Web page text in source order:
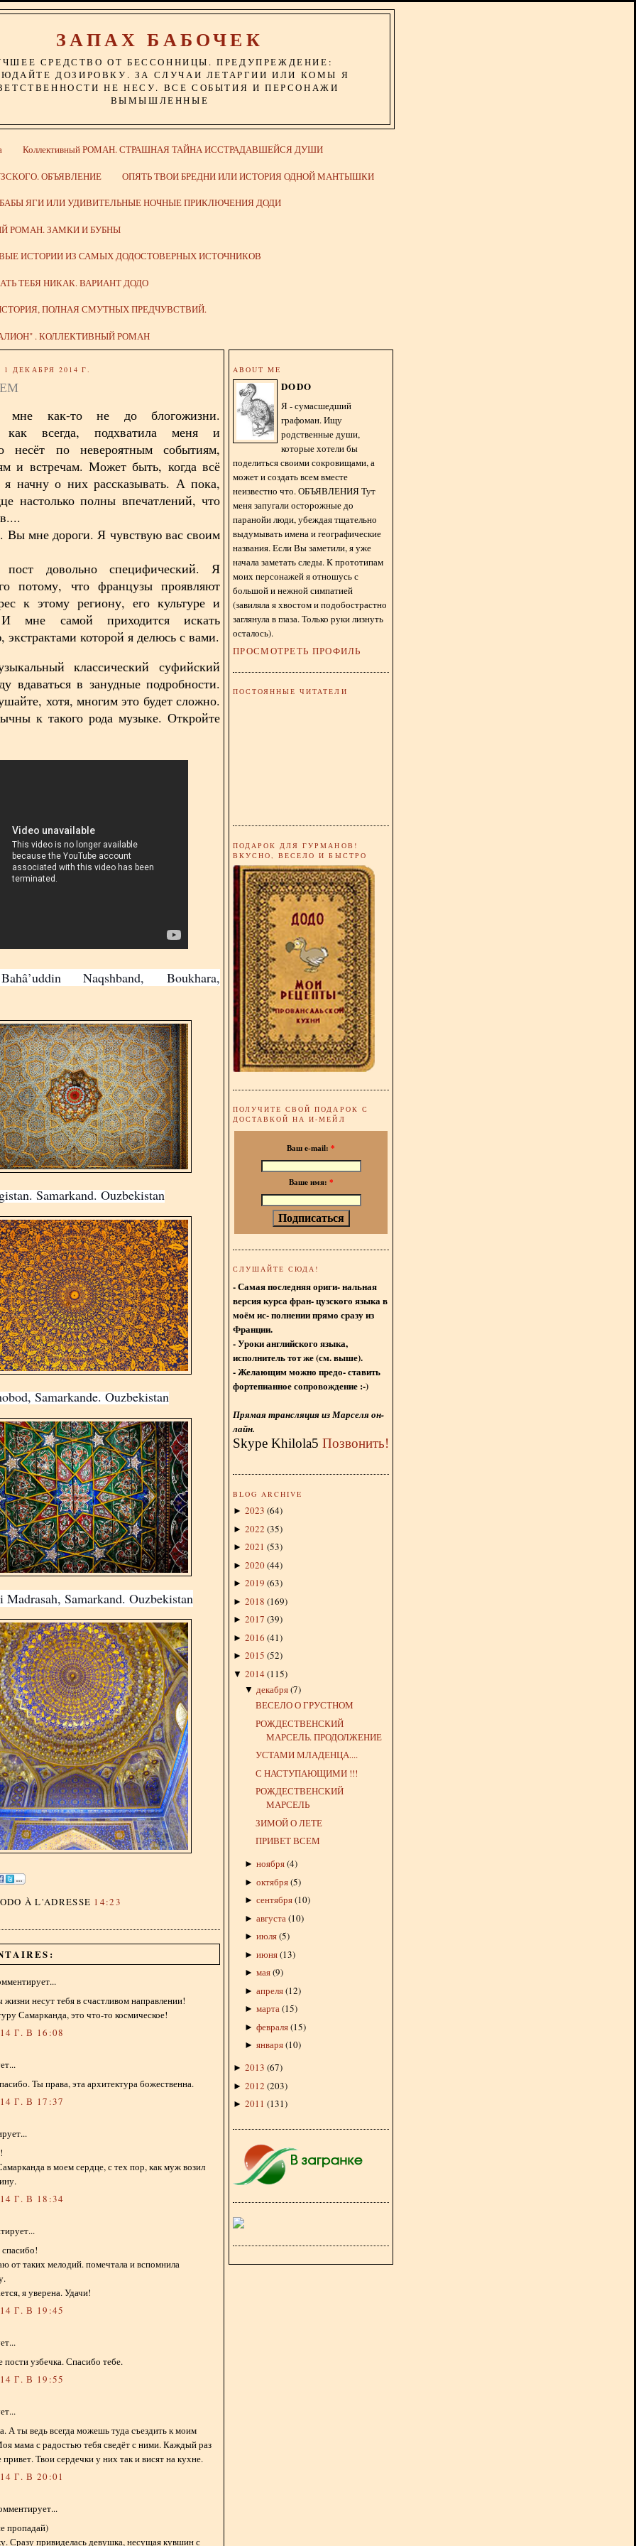
ЗАПАХ БАБОЧЕК
СРЕДСТВО ОТ БЕССОННИЦЫ. ПРЕДУПРЕЖДЕНИЕ:
ДОЗИРОВКУ. ЗА СЛУЧАИ ЛЕТАРГИИ ИЛИ КОМЫ Я
НЕ НЕСУ. ВСЕ СОБЫТИЯ И ПЕРСОНАЖИ
ВЫМЫШЛЕННЫЕ
Коллективный РОМАН. СТРАШНАЯ ТАЙНА ИССТРАДАВШЕЙСЯ ДУШИ
ОБЪЯВЛЕНИЕ ОПЯТЬ ТВОИ БРЕДНИ ИЛИ ИСТОРИЯ ОДНОЙ МАНТЫШКИ
ЯГИ ИЛИ УДИВИТЕЛЬНЫЕ НОЧНЫЕ ПРИКЛЮЧЕНИЯ ДОДИ
РОМАН. ЗАМКИ И БУБНЫ
ИСТОРИИ ИЗ САМЫХ ДОДОСТОВЕРНЫХ ИСТОЧНИКОВ
ТЕБЯ НИКАК. ВАРИАНТ ДОДО
ПОЛНАЯ СМУТНЫХ ПРЕДЧУВСТВИЙ.
. КОЛЛЕКТИВНЫЙ РОМАН
ДЕКАБРЯ 2014 Г.
мне как-то не до блогожизни.
как всегда, подхватила меня и
несёт по невероятным событиям,
и встречам. Может быть, когда всё
я начну о них рассказывать. А пока,
настолько полны впечатлений, что
мне дороги. Я чувствую вас своим
довольно специфический. Я
потому, что французы проявляют
к этому региону, его культуре и
И мне самой приходится искать
которой я делюсь с вами.
классический суфийский
вдаваться в занудные подробности.
хотя, многим это будет сложно.
к такого рода музыке. Откройте
Naqshband, Boukhara,
Samarkand. Ouzbekistan
Samarkande. Ouzbekistan
Samarkand. Ouzbekistan
À L'ADRESSE 14:23
несут тебя в счастливом направлении!
Самарканда, это что-то космическое!
Г. В 16:08
Ты права, эта архитектура божественна.
Г. В 17:37
в моем сердце, с тех пор, как муж возил
Г. В 18:34
от таких мелодий. помечтала и вспомнила
я уверена. Удачи!
Г. В 19:45
узбечка. Спасибо тебе.
Г. В 19:55
А ты ведь всегда можешь туда съездить к моим
мама с радостью тебя сведёт с ними. Каждый раз
привет. Твои сердечки у них так и висят на кухне.
Г. В 20:01
пропадай)
Сразу привиделась девушка, несущая кувшин с
ABOUT ME
DODO
Я - сумасшедший
графоман. Ищу
родственные души,
которые хотели бы
поделиться своими сокровищами, а
может и создать всем вместе
неизвестно что. ОБЪЯВЛЕНИЯ Тут
меня запугали осторожные до
паранойи люди, убеждая тщательно
выдумывать имена и географические
названия. Если Вы заметили, я уже
начала заметать следы. К прототипам
моих персонажей я отношусь с
большой и нежной симпатией
(завиляла я хвостом и подобострастно
заглянула в глаза. Только руки лизнуть
осталось).
ПРОСМОТРЕТЬ ПРОФИЛЬ
ПОСТОЯННЫЕ ЧИТАТЕЛИ
ПОДАРОК ДЛЯ ГУРМАНОВ!
ВКУСНО, ВЕСЕЛО И БЫСТРО
ПОЛУЧИТЕ СВОЙ ПОДАРОК С
ДОСТАВКОЙ НА И-МЕЙЛ
Ваш e-mail: *
Ваше имя: *
СЛУШАЙТЕ СЮДА!
- Самая последняя ориги- нальная
версия курса фран- цузского языка в
моём ис- полнении прямо сразу из
Франции.
- Уроки английского языка,
исполнитель тот же (см. выше).
- Желающим можно предо- ставить
фортепианное сопровождение :-)
Прямая трансляция из Марселя он-
лайн.
Skype Khilola5 Позвонить!
BLOG ARCHIVE
► 2023 (64)
► 2022 (35)
► 2021 (53)
► 2020(44)
► 2019 (63)
► 2018 (169)
► 2017 (39)
► 2016 (41)
► 2015 (52)
▼ 2014 (115)
▼ декабря(7)
ВЕСЕЛО О ГРУСТНОМ
РОЖДЕСТВЕНСКИЙ
МАРСЕЛЬ. ПРОДОЛЖЕНИЕ
УСТАМИ МЛАДЕНЦА....
С НАСТУПАЮЩИМИ !!!
РОЖДЕСТВЕНСКИЙ
МАРСЕЛЬ
ЗИМОЙ О ЛЕТЕ
ПРИВЕТ ВСЕМ
► ноября(4)
► октября(5)
► сентября(10)
► августа(10)
► июля(5)
► июня(13)
► мая(9)
► апреля(12)
► марта(15)
► февраля(15)
► января(10)
► 2013 (67)
► 2012 (203)
► 2011 (131)